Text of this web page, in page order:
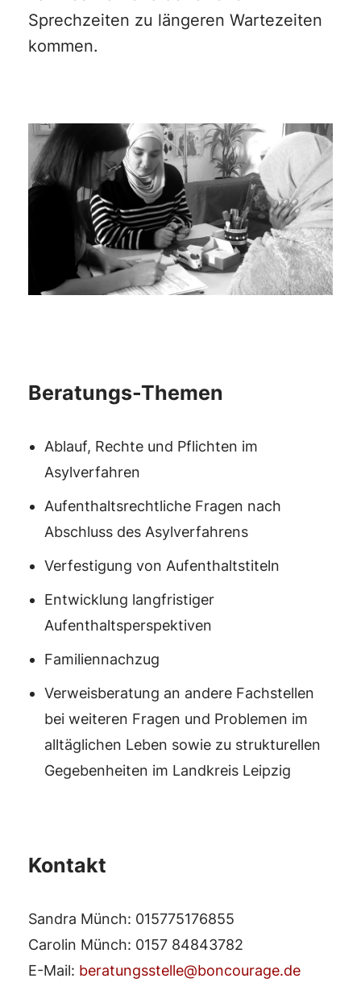
Sprechzeiten zu längeren Wartezeiten
kommen.
Beratungs-Themen
Ablauf, Rechte und Pflichten im
Asylverfahren
Aufenthaltsrechtliche Fragen nach
Abschluss des Asylverfahrens
Verfestigung von Aufenthaltstiteln
Entwicklung langfristiger
Aufenthaltsperspektiven
Familiennachzug
Verweisberatung an andere Fachstellen
bei weiteren Fragen und Problemen im
alltäglichen Leben sowie zu strukturellen
Gegebenheiten im Landkreis Leipzig
Kontakt
Sandra Münch: 015775176855
Carolin Münch: 0157 84843782
E-Mail: beratungsstelle@boncourage.de